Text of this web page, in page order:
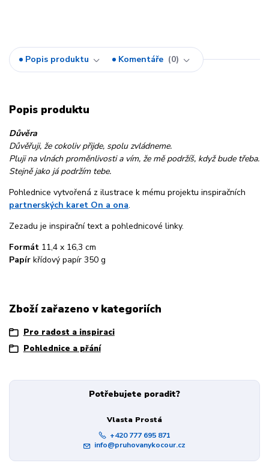
Popis produktu Komentáře 0
Popis produktu
Důvěra
Důvěřuji, že cokoliv přijde, spolu zvládneme.
Pluji na vlnách proměnlivosti a vím, že mě podržíš, když bude třeba.
Stejně jako já podržím tebe.
Pohlednice vytvořená z ilustrace k mému projektu inspiračních
partnerských karet On a ona.
Zezadu je inspirační text a pohlednicové linky.
Formát 11,4 x 16,3 cm
Papír křídový papír 350 g
Zboží zařazeno v kategoriích
Pro radost a inspiraci
Pohlednice a přání
Potřebujete poradit?
Vlasta Prostá
+420 777 695 871
info@pruhovanykocour.cz